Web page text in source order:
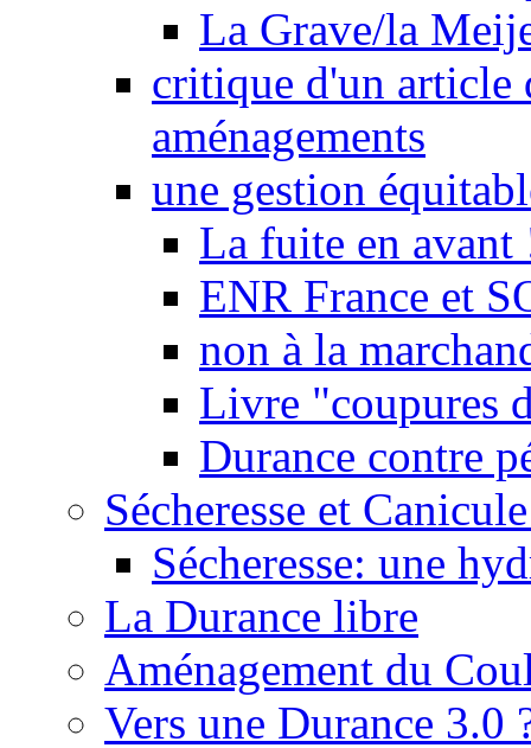
La Grave/la
critique d'un article
aménagements
une gestion
La fuite en avant
ENR France et
non à la
Livre "coupures
Durance contre
Sécheresse et
Sécheresse: une
La Durance libre
Aménagement du
Vers une Durance 3.0